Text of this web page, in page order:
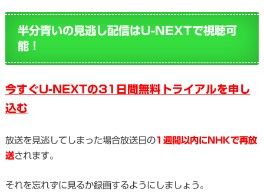
半分青いの見逃し配信はU-NEXTで視聴可
能！
今すぐU-NEXTの31日間無料トライアルを申し
込む
放送を見逃してしまった場合放送日の1週間以内にNHKで再放
送されます。
それを忘れずに見るか録画するようにしましょう。